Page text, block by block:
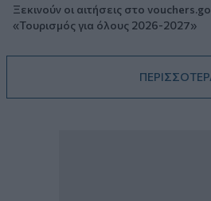
Ξεκινούν οι αιτήσεις στο
«Τουρισμός για όλους 2026-2027»